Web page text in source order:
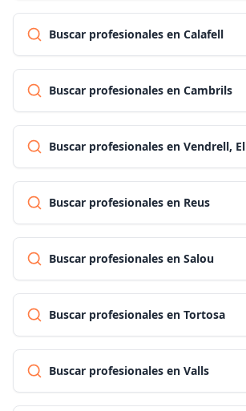
Buscar profesionales en Calafell
Buscar profesionales en Cambrils
Buscar profesionales en Vendrell, El
Buscar profesionales en Reus
Buscar profesionales en Salou
Buscar profesionales en Tortosa
Buscar profesionales en Valls